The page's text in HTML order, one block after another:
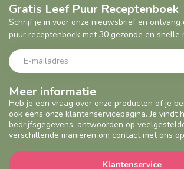
Meer informatie
Heb je een vraag over onze producten of je
ook eens onze klantenservicepagina. Je vindt
bedrijfsgegevens, antwoorden op
verschillende manieren om contact met ons
Klantenservice
Gratis Leef Puur Receptenboek
Schrijf je in voor onze nieuwsbrief en
puur receptenboek met 30 gezonde en snelle